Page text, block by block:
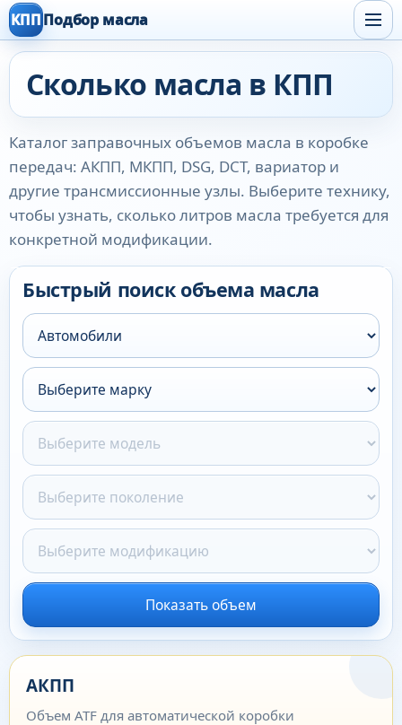
КПППодбор масла
Сколько масла в КПП
Каталог заправочных объемов масла в коробке
передач: АКПП, МКПП, DSG, DCT, вариатор и
другие трансмиссионные узлы. Выберите технику,
чтобы узнать, сколько литров масла требуется для
конкретной модификации.
Быстрый поиск объема масла
Показать объем
АКПП
Объем ATF для автоматической коробки